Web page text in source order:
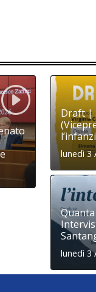
Draft |
lunedì 3
Quanta
lunedì 3